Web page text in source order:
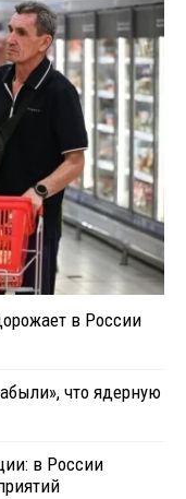
в России
что ядерную
в России